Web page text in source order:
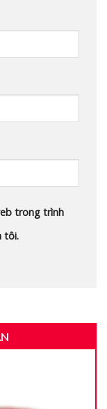
trong trình
tôi.